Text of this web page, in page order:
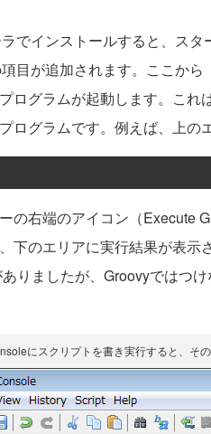
でインストールすると、スタ
目が追加されます。ここか
ログラムが起動します。これ
ログラムです。例えば、上の
の右端のアイコン（Execute
下のエリアに実行結果が表示
りましたが、Groovyではつ
にスクリプトを書き実行すると、その